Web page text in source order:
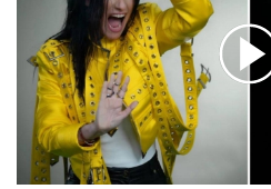
00:00/01:43